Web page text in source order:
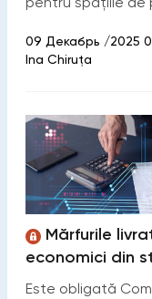
09 Декабрь /2025
Ina Chiruţa
Mărfurile
economici din
Este obligată